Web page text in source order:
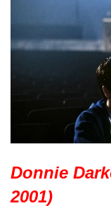
Donnie
2001)